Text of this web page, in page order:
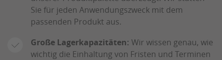
Sie für jeden Anwendungszweck mit dem
passenden Produkt aus.
Große Lagerkapazitäten: Wir wissen genau, wie
wichtig die Einhaltung von Fristen und Terminen